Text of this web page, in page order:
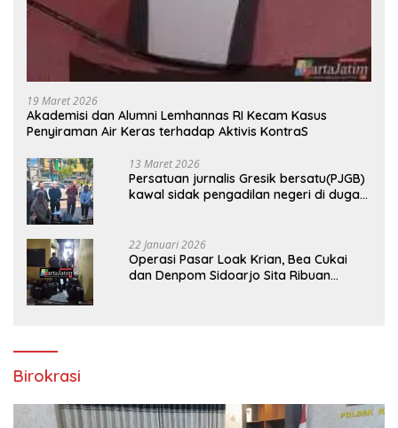
19 Maret 2026
Akademisi dan Alumni Lemhannas RI Kecam Kasus
Penyiraman Air Keras terhadap Aktivis KontraS
13 Maret 2026
Persatuan jurnalis Gresik bersatu(PJGB)
kawal sidak pengadilan negeri di duga
22 Januari 2026
Operasi Pasar Loak Krian, Bea Cukai
dan Denpom Sidoarjo Sita Ribuan
Birokrasi